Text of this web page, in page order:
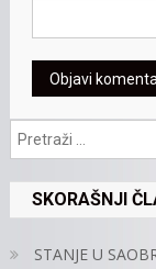
SKORAŠNJI
STANJE U